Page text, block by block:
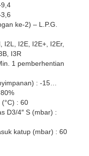
ke-2) – L.P.G.
I2L, I2E, I2E+, I2Er,
I3R
1 pemberhentian
: -15…
: 60
D3/4″ S (mbar) :
katup (mbar) : 60